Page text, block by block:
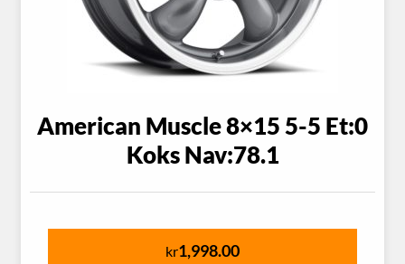
American Muscle 8×15 5-5 Et:0
Koks Nav:78.1
kr1,998.00